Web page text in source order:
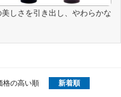
しさを引き出し、やわらかな
格の高い順 新着順